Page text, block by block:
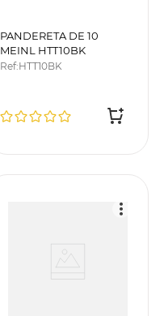
PANDERETA DE 10
MEINL HTT10BK
Ref:HTT10BK